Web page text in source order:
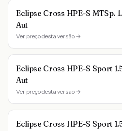
Eclipse Cross HPE-S MTSp.
Aut
Ver preço desta versão →
Eclipse Cross HPE-S Sport
Aut
Ver preço desta versão →
Eclipse Cross HPE-S Sport